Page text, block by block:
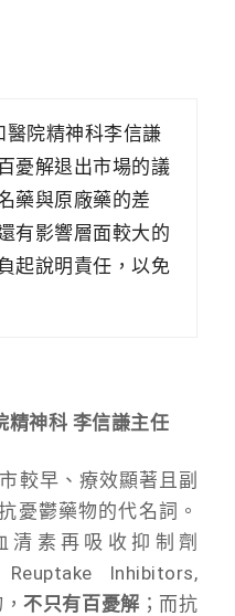
醫院精神科李信謙
憂解退出市場的議
藥與原廠藥的差
有影響層面較大的
起說明責任，以免
精神科 李信謙主任
較早、療效顯著且副
憂鬱藥物的代名詞。
清素再吸收抑制劑
Inhibitors,
，不只有百憂解 ；而抗